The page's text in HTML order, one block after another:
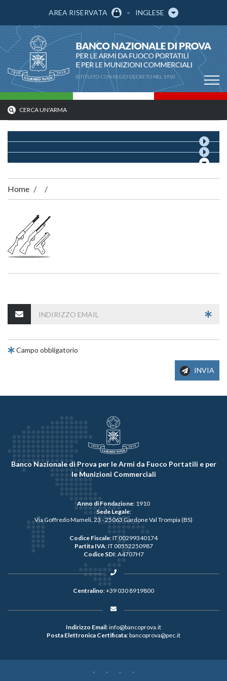
AREA RISERVATA INGLESE
CERCA UN'ARMA
Home
Campo obbligatorio
INVIA
Banco Nazionale di Prova per le Armi da Fuoco Portatili e per
le Munizioni Commerciali
Anno di Fondazione: 1910
Sede Legale:
Via Goffredo Mameli, 23 - 25063 Gardone Val Trompia (BS)
Codice Fiscale: IT 00299340174
Partita IVA: IT 00552250987
Codice SDI: A4707H7
Centralino:+39 030 8919800
Indirizzo Email:info@bancoprova.it
Posta Elettronica Certificata:bancoprova@pec.it